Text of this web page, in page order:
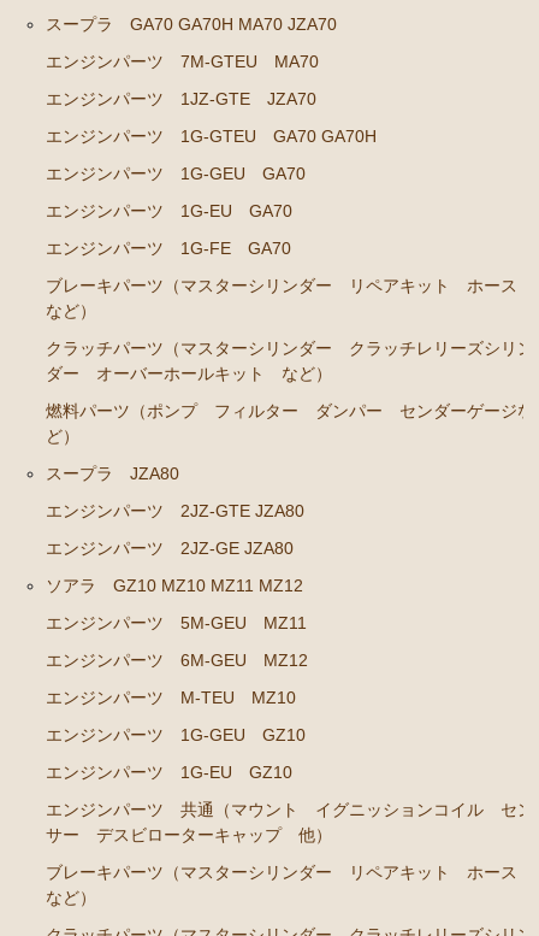
エンジンパーツ 1G-GTEU GZ20
エンジンパーツ 1G-GEU GZ20
エンジンパーツ 1G-EU GZ20
ト ホース など）
クラッチパーツ（マスターシリンダー クラッチレリ
ーズシリンダー オーバーホールキット など）
ーゲージなど）
ソアラ JZZ30 JZZ31 UZZ30 UZZ31 UZZ32
エンジンパーツ 2JZ-GE JZZ31
ブレーキパーツ（マスターシリンダー リペアキッ
ト ホース など）
コロナマークⅡ チェイサー MX3# MX4#
マークⅡ クレスタ チェイサーGX50 51 GX60 61 MX51 6
エンジンパーツ 1G-GEU
エンジンパーツ 1G-EU
エンジンパーツ M-TEU
エンジンパーツ 5M-EU
エンジンパーツ 18R-GEU
エンジンパーツ（マウント 他）
スープラ GA70 GA70H MA70 JZA70
エンジンパーツ 7M-GTEU MA70
エンジンパーツ 1JZ-GTE JZA70
エンジンパーツ 1G-GTEU GA70 GA70H
エンジンパーツ 1G-GEU GA70
エンジンパーツ 1G-EU GA70
エンジンパーツ 1G-FE GA70
ブレーキパーツ（マスターシリンダー リペアキット ホース
など）
クラッチパーツ（マスターシリンダー クラッチレリーズシリン
ダー オーバーホールキット など）
燃料パーツ（ポンプ フィルター ダンパー センダーゲージな
ど）
スープラ JZA80
エンジンパーツ 2JZ-GTE JZA80
エンジンパーツ 2JZ-GE JZA80
ソアラ GZ10 MZ10 MZ11 MZ12
エンジンパーツ 5M-GEU MZ11
エンジンパーツ 6M-GEU MZ12
エンジンパーツ M-TEU MZ10
エンジンパーツ 1G-GEU GZ10
エンジンパーツ 1G-EU GZ10
エンジンパーツ 共通（マウント イグニッションコイル セン
サー デスビローターキャップ 他）
ブレーキパーツ（マスターシリンダー リペアキット ホース
など）